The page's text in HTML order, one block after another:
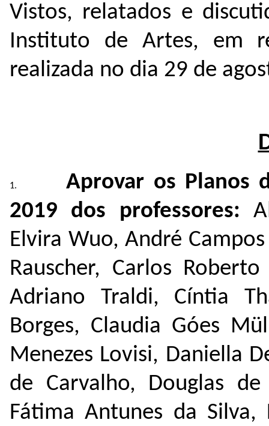
Vistos, relatados e
Instituto de Artes, em
realizada no dia 29 de
Aprovar os Planos
2019 dos professores:
Elvira Wuo, André
Rauscher, Carlos
Adriano Traldi, Cíntia
Borges, Claudia Góes
Menezes Lovisi, Daniella
de Carvalho, Douglas
Fátima Antunes da